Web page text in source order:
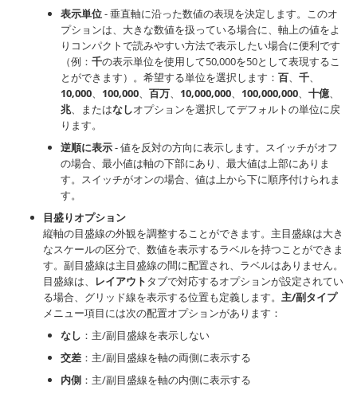
表示単位- 垂直軸に沿った数値の表現を決定します。このオ
プションは、大きな数値を扱っている場合に、軸上の値をよ
りコンパクトで読みやすい方法で表示したい場合に便利です
（例： 千の表示単位を使用して50,000を50として表現するこ
とができます）。希望する単位を選択します： 百、 千、
10,000、 100,000、 百万、 10,000,000、 100,000,000、 十億、
兆、またはなしオプションを選択してデフォルトの単位に戻
ります。
逆順に表示- 値を反対の方向に表示します。スイッチがオフ
の場合、最小値は軸の下部にあり、最大値は上部にありま
す。スイッチがオンの場合、値は上から下に順序付けられま
す。
目盛りオプション
縦軸の目盛線の外観を調整することができます。主目盛線は大き
なスケールの区分で、数値を表示するラベルを持つことができま
す。副目盛線は主目盛線の間に配置され、ラベルはありません。
目盛線は、
レイアウトタブで対応するオプションが設定されてい
る場合、グリッド線を表示する位置も定義します。 主/副タイプ
メニュー項目には次の配置オプションがあります：
なし ：主/副目盛線を表示しない
交差 ：主/副目盛線を軸の両側に表示する
内側 ：主/副目盛線を軸の内側に表示する